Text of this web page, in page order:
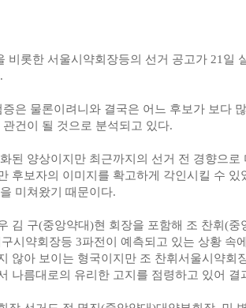
비롯한 서울시약회장등의 선거 공고가 21일
증은 물론이려니와 결국은 어느 후보가 보다
건이 될 것으로 분석되고 있다.
된 양상이지만 최근까지의 선거 전 경향으로
후보자의 이미지를 확고하게 각인시킬 수 있
미쳐왔기 때문이다.
김 구(중앙약대)현 회장을 포함해 조 찬휘(중
시약회장등 3파전이 예측되고 있는 상황 속
않아 보이는 형국이지만 조 찬휘서울시약회
나름대로의 유리한 고지를 점령하고 있어 결